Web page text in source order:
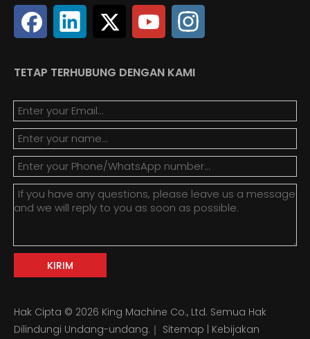
TETAP TERHUBUNG DENGAN KAMI
KIRIM
Hak Cipta © 2026 King Machine Co., Ltd. Semua Hak
Dilindungi Undang-undang.｜ Sitemap Kebijakan